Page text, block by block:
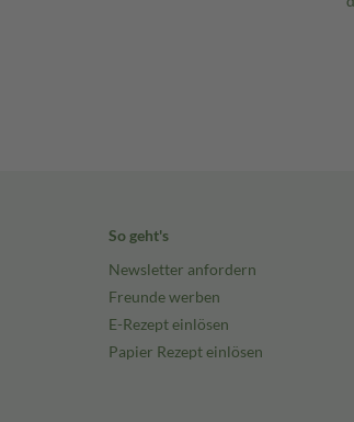
So geht's
Newsletter anfordern
Freunde werben
E-Rezept einlösen
Papier Rezept einlösen